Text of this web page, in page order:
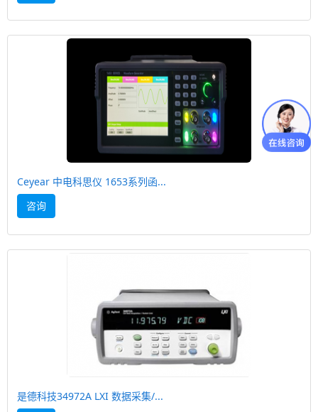
Ceyear 中电科思仪 1653系列函...
咨询
是德科技34972A LXI 数据采集/...